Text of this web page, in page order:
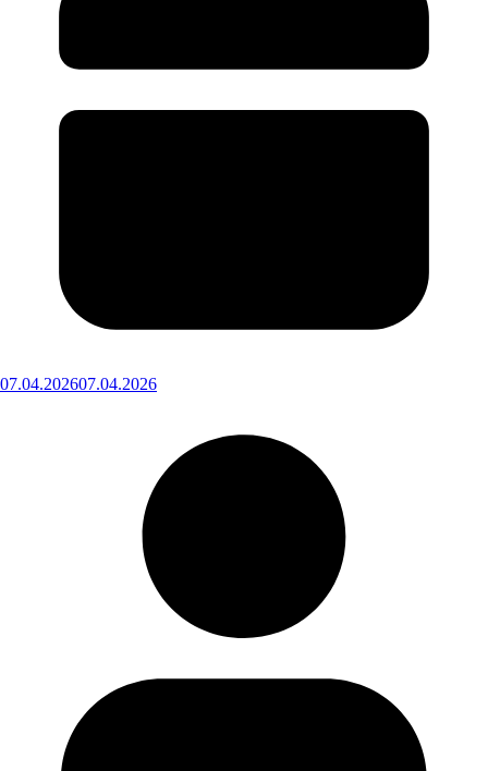
07.04.202607.04.2026